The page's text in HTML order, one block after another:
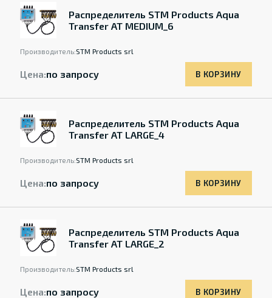
Распределитель STM Products Aqua
Transfer AT MEDIUM_6
Производитель:STM Products srl
Цена:по запросу В КОРЗИНУ
Распределитель STM Products Aqua
Transfer AT LARGE_4
Производитель:STM Products srl
Цена:по запросу В КОРЗИНУ
Распределитель STM Products Aqua
Transfer AT LARGE_2
Производитель:STM Products srl
Цена:по запросу В КОРЗИНУ